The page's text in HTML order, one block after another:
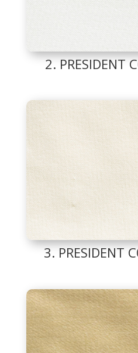
2. PRESIDENT
3. PRESIDENT